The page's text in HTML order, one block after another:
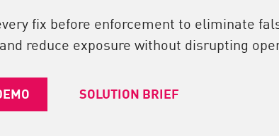
ス
fix before enforcement to eliminate
reduce exposure without disrupting
SOLUTION BRIEF